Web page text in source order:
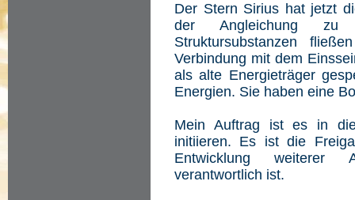
Der Stern Sirius hat jetzt
der Angleichung zu
Struktursubstanzen
Verbindung mit dem
als alte Energieträger
Energien. Sie haben eine
Mein Auftrag ist es in
initiieren. Es ist die
Entwicklung weiterer
verantwortlich ist.